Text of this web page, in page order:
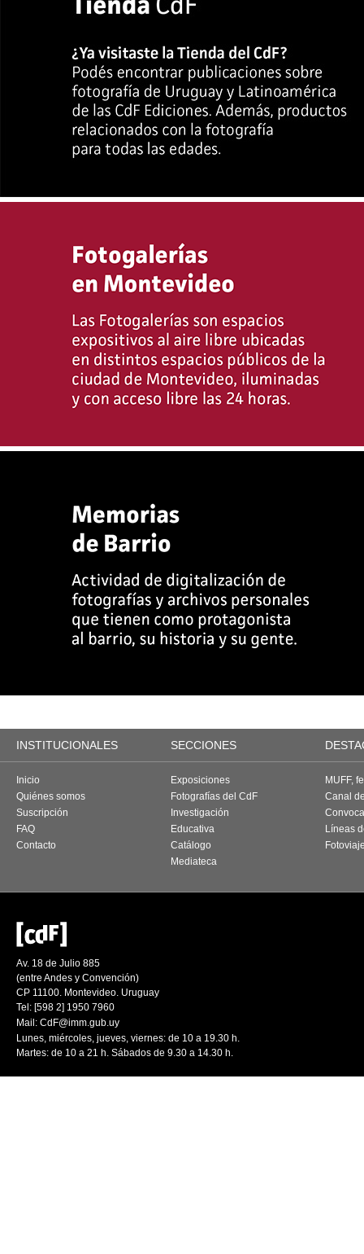
INSTITUCIONALES SECCIONES
Inicio
Quiénes somos
Suscripción
FAQ
Contacto
Exposiciones
Fotografías del CdF
Investigación
Educativa
Catálogo
Mediateca
MUFF,
Canal
Líneas
Av. 18 de Julio 885
(entre Andes y Convención)
CP 11100. Montevideo. Uruguay
Tel: [598 2] 1950 7960
Mail: CdF@imm.gub.uy
Lunes, miércoles, jueves, viernes: de 10 a 19.30 h.
Martes: de 10 a 21 h. Sábados de 9.30 a 14.30 h.